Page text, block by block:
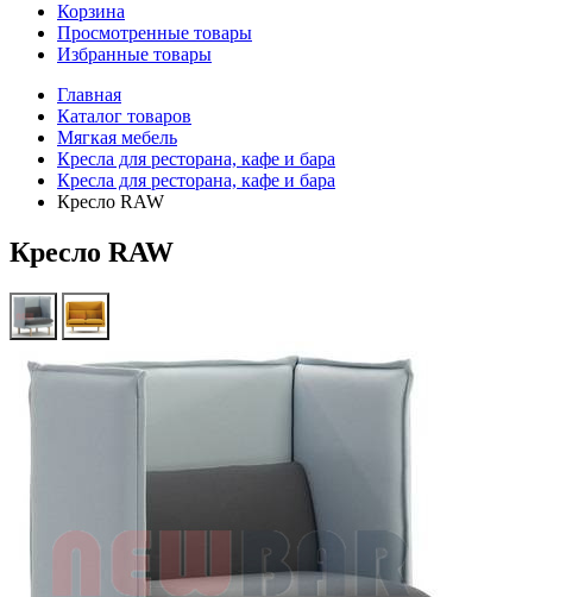
Корзина
Просмотренные товары
Избранные товары
Главная
Каталог товаров
Мягкая мебель
Кресла для ресторана, кафе и бара
Кресла для ресторана, кафе и бара
Кресло RAW
Кресло RAW